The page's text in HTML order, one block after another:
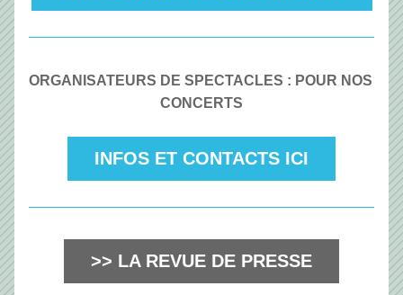
ORGANISATEURS DE SPECTACLES : POUR NOS
CONCERTS
INFOS ET CONTACTS ICI
>> LA REVUE DE PRESSE